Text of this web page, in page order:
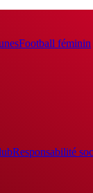
Football féminin
Responsabilité